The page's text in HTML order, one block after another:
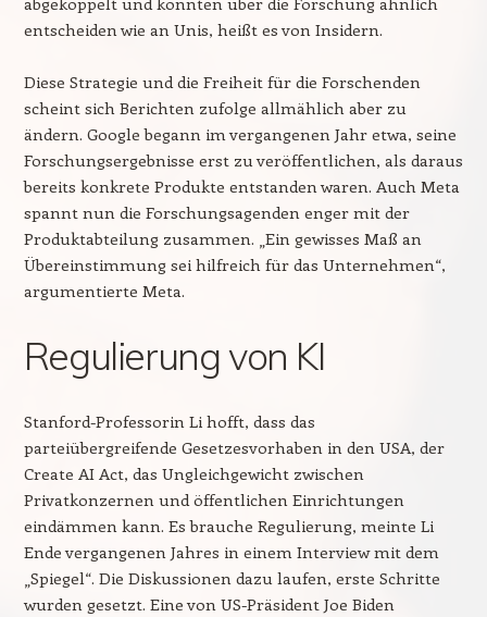
entscheiden wie an Unis, heißt es von Insidern.
Diese Strategie und die Freiheit für die Forschenden
scheint sich Berichten zufolge allmählich aber zu
ändern. Google begann im vergangenen Jahr etwa, seine
Forschungsergebnisse erst zu veröffentlichen, als daraus
bereits konkrete Produkte entstanden waren. Auch Meta
spannt nun die Forschungsagenden enger mit der
Produktabteilung zusammen. „Ein gewisses Maß an
Übereinstimmung sei hilfreich für das Unternehmen“,
argumentierte Meta.
Regulierung von KI
Stanford-Professorin Li hofft, dass das
parteiübergreifende Gesetzesvorhaben in den USA, der
Create AI Act, das Ungleichgewicht zwischen
Privatkonzernen und öffentlichen Einrichtungen
eindämmen kann. Es brauche Regulierung, meinte Li
Ende vergangenen Jahres in einem Interview mit dem
„Spiegel“. Die Diskussionen dazu laufen, erste Schritte
wurden gesetzt. Eine von US-Präsident Joe Biden